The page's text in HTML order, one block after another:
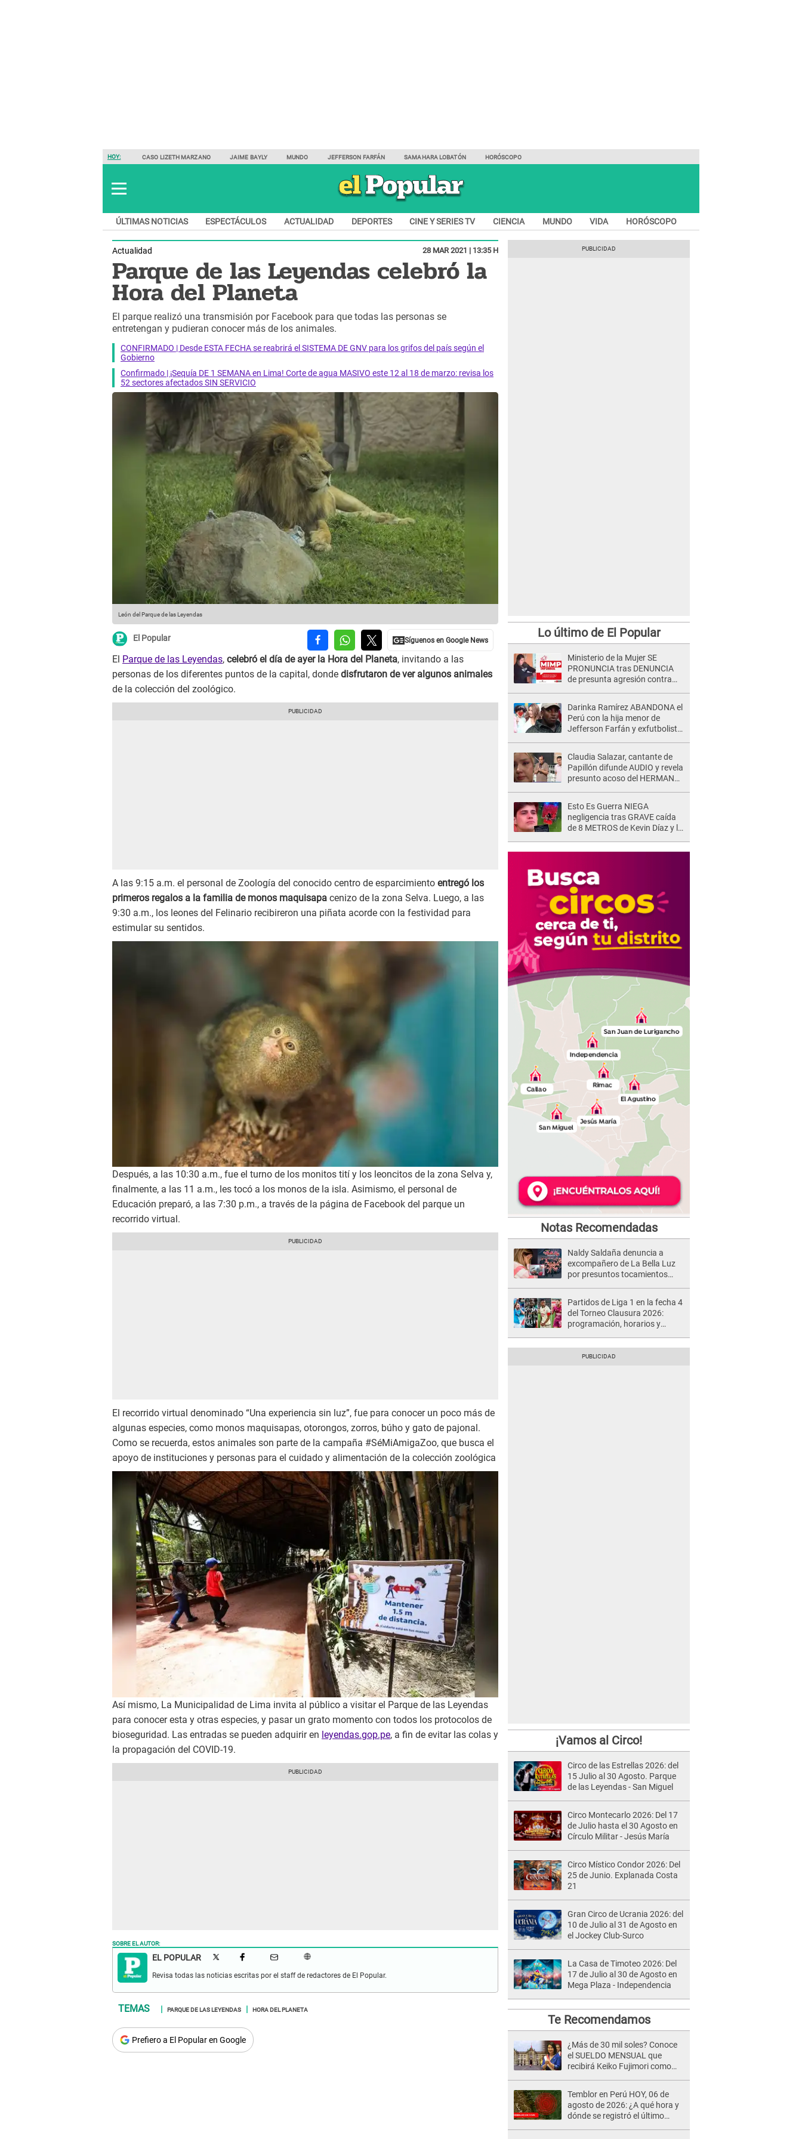
HOY: CASO LIZETH MARZANO JAIME BAYLY MUNDO JEFFERSON FARFÁN SAMAHARA LOBATÓN HORÓSCOPO
ÚLTIMAS NOTICIAS ESPECTÁCULOS ACTUALIDAD DEPORTES CINE Y SERIES TV CIENCIA MUNDO VIDA HORÓSCOPO
Actualidad 28 MAR 2021 | 13:35 H
Parque de las Leyendas celebró la
Hora del Planeta
El parque realizó una transmisión por Facebook para que todas las personas se
entretengan y pudieran conocer más de los animales.
CONFIRMADO | Desde ESTA FECHA se reabrirá el SISTEMA DE GNV para los grifos del país según el
Gobierno
Confirmado | ¡Sequía DE 1 SEMANA en Lima! Corte de agua MASIVO este 12 al 18 de marzo: revisa los
52 sectores afectados SIN SERVICIO
León del Parque de las Leyendas
El Popular
El Parque de las Leyendas, celebró el día de ayer la Hora del Planeta, invitando a las
personas de los diferentes puntos de la capital, donde disfrutaron de ver algunos animales
de la colección del zoológico.
A las 9:15 a.m. el personal de Zoología del conocido centro de esparcimiento entregó los
primeros regalos a la familia de monos maquisapa cenizo de la zona Selva. Luego, a las
9:30 a.m., los leones del Felinario recibireron una piñata acorde con la festividad para
estimular su sentidos.
Después, a las 10:30 a.m., fue el turno de los monitos tití y los leoncitos de la zona Selva y,
finalmente, a las 11 a.m., les tocó a los monos de la isla. Asimismo, el personal de
Educación preparó, a las 7:30 p.m., a través de la página de Facebook del parque un
recorrido virtual.
El recorrido virtual denominado “Una experiencia sin luz”, fue para conocer un poco más de
algunas especies, como monos maquisapas, otorongos, zorros, búho y gato de pajonal.
Como se recuerda, estos animales son parte de la campaña #SéMiAmigaZoo, que busca el
apoyo de instituciones y personas para el cuidado y alimentación de la colección zoológica
Así mismo, La Municipalidad de Lima invita al público a visitar el Parque de las Leyendas
para conocer esta y otras especies, y pasar un grato momento con todos los protocolos de
bioseguridad. Las entradas se pueden adquirir en leyendas.gop.pe, a fin de evitar las colas y
la propagación del COVID-19.
SOBRE EL AUTOR:
EL POPULAR
Revisa todas las noticias escritas por el staff de redactores de El Popular.
PARQUE DE LAS LEYENDAS HORA DEL PLANETA
Prefiero a El Popular en Google
Lo último de El Popular
Ministerio de la Mujer SE
PRONUNCIA tras DENUNCIA
de presunta agresión contra
Darinka Ramírez ABANDONA el
Perú con la hija menor de
Jefferson Farfán y exfutbolista
Claudia Salazar, cantante de
Papillón difunde AUDIO y revela
presunto acoso del HERMANO
shock"
Esto Es Guerra NIEGA
negligencia tras GRAVE caída
de 8 METROS de Kevin Díaz y lo
Notas Recomendadas
Naldy Saldaña denuncia a
excompañero de La Bella Luz
por presuntos tocamientos
Partidos de Liga 1 en la fecha 4
del Torneo Clausura 2026:
programación, horarios y
¡Vamos al Circo!
Circo de las Estrellas 2026: del
15 Julio al 30 Agosto. Parque
de las Leyendas - San Miguel
Circo Montecarlo 2026: Del 17
de Julio hasta el 30 Agosto en
Círculo Militar - Jesús María
Circo Místico Condor 2026: Del
25 de Junio. Explanada Costa
21
Gran Circo de Ucrania 2026: del
10 de Julio al 31 de Agosto en
el Jockey Club-Surco
La Casa de Timoteo 2026: Del
17 de Julio al 30 de Agosto en
Mega Plaza - Independencia
Te Recomendamos
¿Más de 30 mil soles? Conoce
el SUELDO MENSUAL que
recibirá Keiko Fujimori como
Temblor en Perú HOY, 06 de
agosto de 2026: ¿A qué hora y
dónde se registró el último